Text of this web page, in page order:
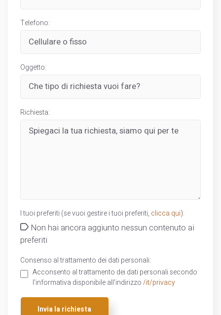
Telefono:
Oggetto:
Richiesta:
I tuoi preferiti (se vuoi gestire i tuoi preferiti, clicca qui):
Non hai ancora aggiunto nessun contenuto ai
preferiti
Consenso al trattamento dei dati personali:
Acconsento al trattamento dei dati personali secondo
l'informativa disponibile all'indirizzo /it/privacy
Invia la richiesta